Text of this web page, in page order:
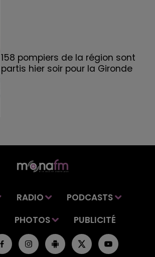
158 pompiers de la région sont
partis hier soir pour la Gironde
RADIO
PODCASTS
PHOTOS PUBLICITÉ